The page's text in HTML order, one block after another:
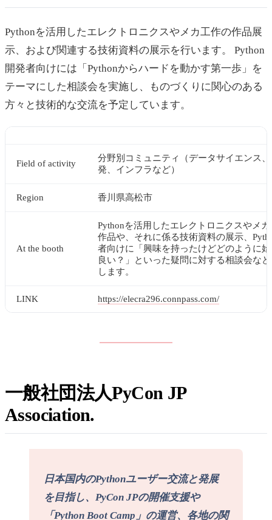
Pythonを活用したエレクトロニクスやメカ工作の作品展
示、および関連する技術資料の展示を行います。 Python
開発者向けには「Pythonからハードを動かす第一歩」を
テーマにした相談会を実施し、ものづくりに関心のある
方々と技術的な交流を予定しています。
Field of activity
分野別コミュニティ（データサイエンス、
発、インフラなど）
Region 香川県高松市
At the booth
Pythonを活用したエレクトロニクスやメ
作品や、それに係る技術資料の展示、
者向けに「興味を持ったけどどのように
良い？」といった疑問に対する相談会な
します。
LINK https://elecra296.connpass.com/
一般社団法人PyCon JP
Association
日本国内のPythonユーザー交流と発展
を目指し、PyCon JPの開催支援や
「Python Boot Camp」の運営、各地の関